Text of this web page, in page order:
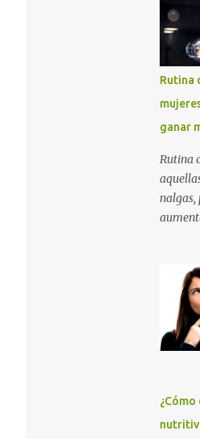
Rutina
ganar
Rutina
nalgas,
y
¿Cómo